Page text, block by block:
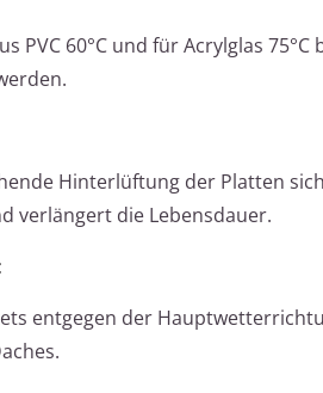
PVC 60°C und für Acrylglas 75°C
Hinterlüftung der Platten
verlängert die Lebensdauer.
entgegen der